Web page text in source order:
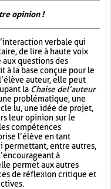
opinion !
verbale qui
de lire à haute voix
questions des
à la base conçue pour le
auteur, elle peut
la Chaise de l’auteur
problématique, une
lu, une idée de projet,
leur opinion sur le
compétences
l’élève en tant
permettant, entre autres,
à
permet aux autres
de réflexion critique et